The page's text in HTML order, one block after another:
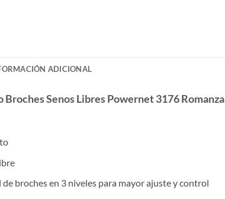
ADICIONAL
Broches Senos Libres Powernet 3176 Romanza
broches en 3 niveles para mayor ajuste y control